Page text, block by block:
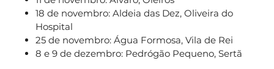
18 de novembro: Aldeia das Dez, Oliveira do
Hospital
25 de novembro: Água Formosa, Vila de Rei
8 e 9 de dezembro: Pedrógão Pequeno, Sertã